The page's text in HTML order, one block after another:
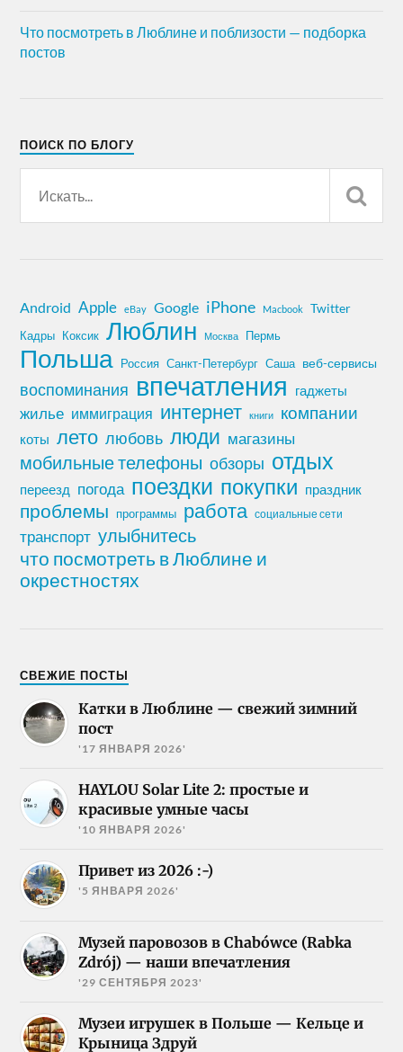
Что посмотреть в Люблине и поблизости — подборка
постов
ПОИСК ПО БЛОГУ
Android Apple eBay Google iPhone Macbook Twitter
Кадры Коксик Люблин Москва Пермь
Польша Россия Санкт-Петербург Саша веб-сервисы
воспоминания впечатления гаджеты
жилье иммиграция интернет книги компании
коты лето любовь люди магазины
мобильные телефоны обзоры отдых
переезд погода поездки покупки праздник
проблемы программы работа социальные сети
транспорт улыбнитесь
что посмотреть в Люблине и
окрестностях
СВЕЖИЕ ПОСТЫ
Катки в Люблине — свежий зимний
пост
'17 ЯНВАРЯ 2026'
HAYLOU Solar Lite 2: простые и
красивые умные часы
'10 ЯНВАРЯ 2026'
Привет из 2026 :-)
'5 ЯНВАРЯ 2026'
Музей паровозов в Chabówce (Rabka
Zdrój) — наши впечатления
'29 СЕНТЯБРЯ 2023'
Музеи игрушек в Польше — Кельце и
Крыница Здруй